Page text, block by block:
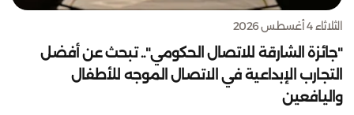
الثلاثاء 4 أغسطس 2026
"جائزة الشارقة للاتصال الحكومي".. تبحث عن أفضل
التجارب الإبداعية في الاتصال الموجه للأطفال
واليافعين